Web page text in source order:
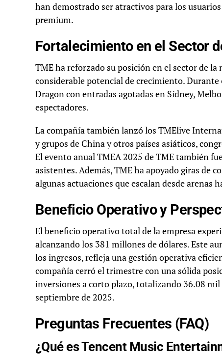
han demostrado ser atractivos para los
premium.
Fortalecimiento en el Sector
TME ha reforzado su posición en el sector de
considerable potencial de crecimiento.
Dragon con entradas agotadas en Sídney,
espectadores.
La compañía también lanzó los TMElive
y grupos de China y otros países asiáticos,
El evento anual TMEA 2025 de TME también
asistentes. Además, TME ha apoyado giras de
algunas actuaciones que escalan desde arenas
Beneficio Operativo y
El beneficio operativo total de la empresa
alcanzando los 381 millones de dólares. Este
los ingresos, refleja una gestión operativa
compañía cerró el trimestre con una sólida
inversiones a corto plazo, totalizando 36.08
septiembre de 2025.
Preguntas Frecuentes (FAQ)
¿Qué es Tencent Music